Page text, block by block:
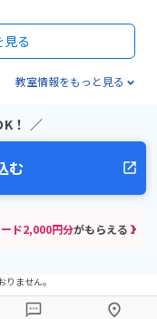
る
教室情報をもっと見る
！ ／
む
ド2,000円分がもらえる！
ません。